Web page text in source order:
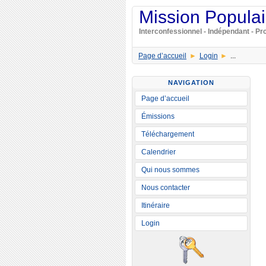
Mission
Interconfessionnel - Indépendant -
Page d’accueil Login
NAVIGATION
Page d’accueil
Émissions
Téléchargement
Calendrier
Qui nous sommes
Nous contacter
Itinéraire
Login